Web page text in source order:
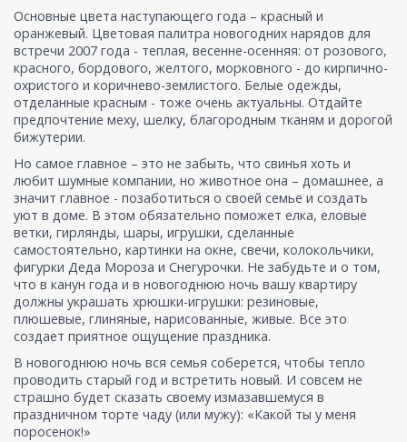
Основные цвета наступающего года – красный и
оранжевый. Цветовая палитра новогодних нарядов для
встречи 2007 года - теплая, весенне-осенняя: от розового,
красного, бордового, желтого, морковного - до кирпично-
охристого и коричнево-землистого. Белые одежды,
отделанные красным - тоже очень актуальны. Отдайте
предпочтение меху, шелку, благородным тканям и дорогой
бижутерии.
Но самое главное – это не забыть, что свинья хоть и
любит шумные компании, но животное она – домашнее, а
значит главное - позаботиться о своей семье и создать
уют в доме. В этом обязательно поможет елка, еловые
ветки, гирлянды, шары, игрушки, сделанные
самостоятельно, картинки на окне, свечи, колокольчики,
фигурки Деда Мороза и Снегурочки. Не забудьте и о том,
что в канун года и в новогоднюю ночь вашу квартиру
должны украшать хрюшки-игрушки: резиновые,
плюшевые, глиняные, нарисованные, живые. Все это
создает приятное ощущение праздника.
В новогоднюю ночь вся семья соберется, чтобы тепло
проводить старый год и встретить новый. И совсем не
страшно будет сказать своему измазавшемуся в
праздничном торте чаду (или мужу): «Какой ты у меня
поросенок!»